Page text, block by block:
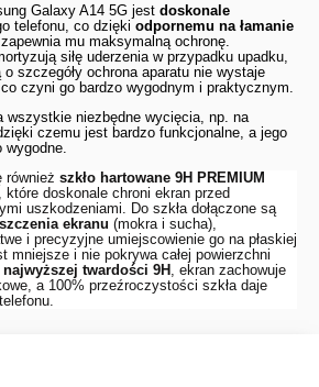
Galaxy A14 5G jest doskonale
telefonu, co dzięki odpornemu na łamanie
zapewnia mu maksymalną ochronę.
siłę uderzenia w przypadku upadku,
o szczegóły ochrona aparatu nie wystaje
czyni go bardzo wygodnym i praktycznym.
wszystkie niezbędne wycięcia, np. na
czemu jest bardzo funkcjonalne, a jego
również szkło hartowane 9H PREMIUM
, które doskonale chroni ekran przed
uszkodzeniami. Do szkła dołączone są
ekranu (mokra i sucha),
i precyzyjne umiejscowienie go na płaskiej
mniejsze i nie pokrywa całej powierzchni
najwyższej twardości 9H
, ekran zachowuje
a 100% przeźroczystości szkła daje